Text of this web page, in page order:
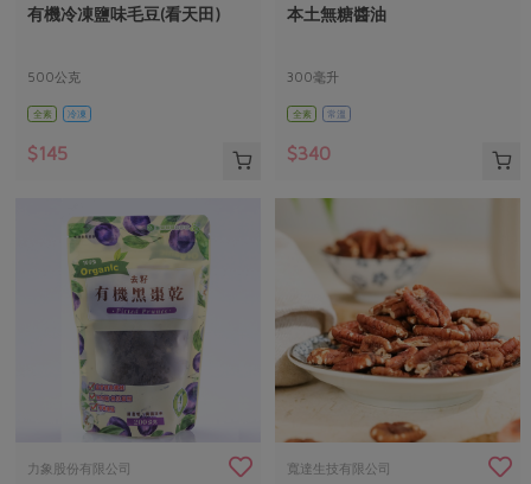
有機冷凍鹽味毛豆(看天田)
500公克
全素 冷凍
$145
本土無糖醬油
300毫升
全素 常溫
$340
力象股份有限公司 寬達生技有限公司